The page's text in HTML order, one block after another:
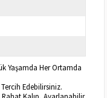
Yaşamda Her Ortamda
Edebilirsiniz.
Kalıp, Ayarlanabilir